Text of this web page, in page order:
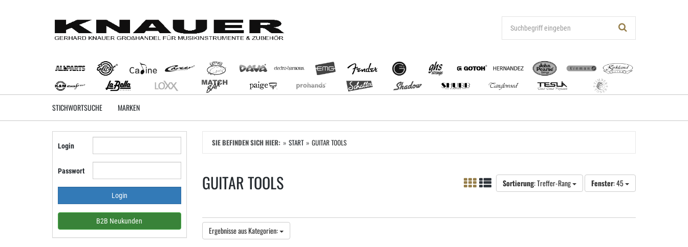
STICHWORTSUCHE MARKEN
SIE BEFINDEN SICH HIER: START GUITAR TOOLS
GUITAR TOOLS Sortierung: Treffer-Rang Fenster: 45
Ergebnisse aus Kategorien:
Login
Passwort
B2B Neukunden